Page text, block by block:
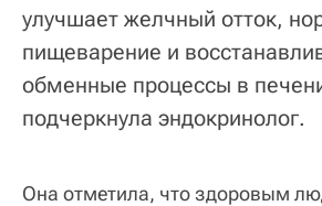
улучшает желчный отток,
пищеварение и
обменные процессы в
подчеркнула эндокринолог.
Она отметила, что здоровым